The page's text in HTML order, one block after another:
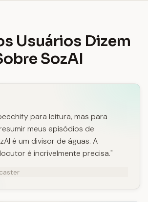
Usuários Dizem
SozAI
para leitura, mas para
meus episódios de
é um divisor de águas. A
é incrivelmente precisa."